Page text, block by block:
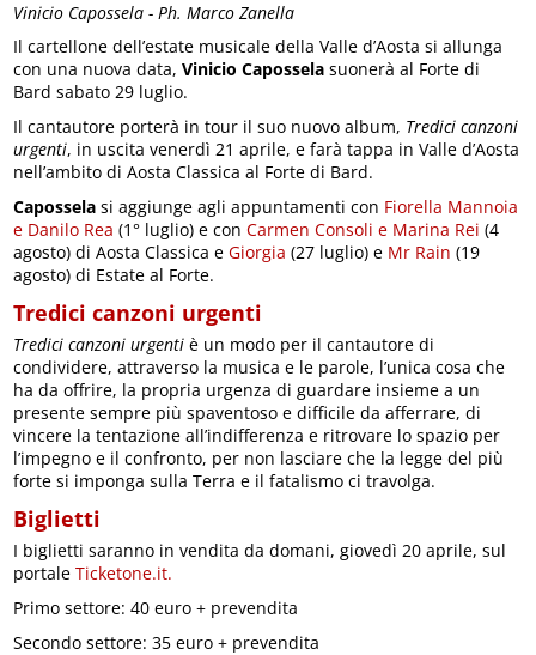
Vinicio Capossela - Ph. Marco Zanella
Il cartellone dell’estate musicale della Valle d’Aosta si allunga
con una nuova data,Vinicio Capossela suonerà al Forte di
Bard sabato 29 luglio.
Il cantautore porterà in tour il suo nuovo album, Tredici canzoni
urgenti, in uscita venerdì 21 aprile, e farà tappa in Valle d’Aosta
nell’ambito di Aosta Classica al Forte di Bard.
Capossela si aggiunge agli appuntamenti con Fiorella Mannoia
e Danilo Rea (1° luglio) e conCarmen Consoli e Marina Rei (4
agosto) di Aosta Classica eGiorgia (27 luglio) e Mr Rain (19
agosto) di Estate al Forte.
Tredici canzoni urgenti
Tredici canzoni urgenti è un modo per il cantautore di
condividere, attraverso la musica e le parole, l’unica cosa che
ha da offrire, la propria urgenza di guardare insieme a un
presente sempre più spaventoso e difficile da afferrare, di
vincere la tentazione all’indifferenza e ritrovare lo spazio per
l’impegno e il confronto, per non lasciare che la legge del più
forte si imponga sulla Terra e il fatalismo ci travolga.
Biglietti
I biglietti saranno in vendita da domani, giovedì 20 aprile, sul
portaleTicketone.it.
Primo settore: 40 euro + prevendita
Secondo settore: 35 euro + prevendita